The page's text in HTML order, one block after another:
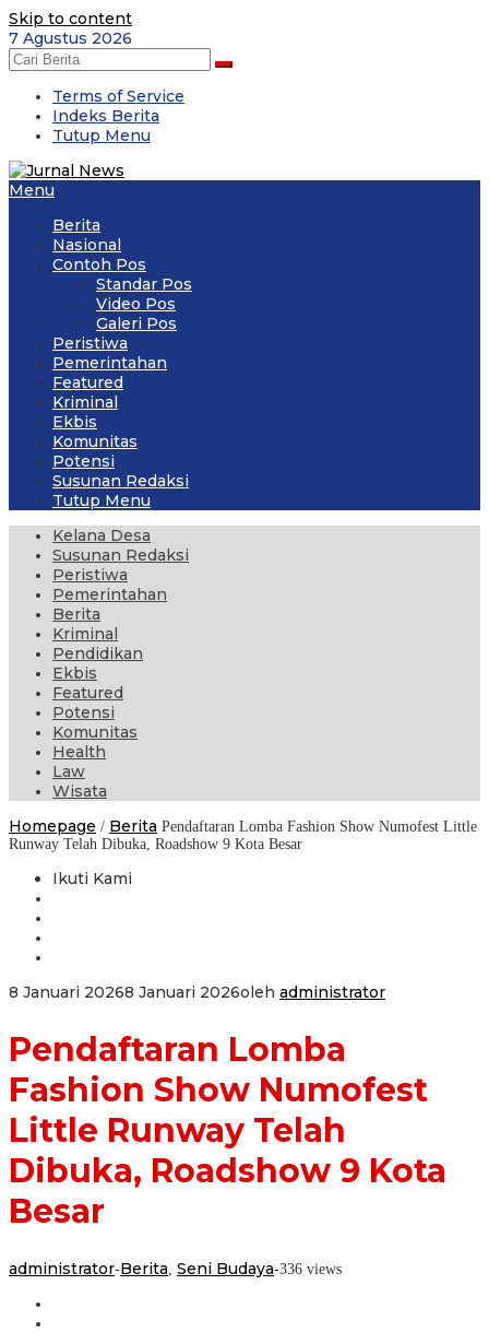
Skip to content
7 Agustus 2026
Terms of Service
Indeks Berita
Tutup Menu
Menu
Berita
Nasional
Contoh Pos
Standar Pos
Video Pos
Galeri Pos
Peristiwa
Pemerintahan
Featured
Kriminal
Ekbis
Komunitas
Potensi
Susunan Redaksi
Tutup Menu
Kelana Desa
Susunan Redaksi
Peristiwa
Pemerintahan
Berita
Kriminal
Pendidikan
Ekbis
Featured
Potensi
Komunitas
Health
Law
Wisata
Homepage / Berita Pendaftaran Lomba Fashion Show Numofest Little
Runway Telah Dibuka, Roadshow 9 Kota Besar
Ikuti Kami
8 Januari 20268 Januari 2026oleh administrator
Pendaftaran Lomba
Fashion Show Numofest
Little Runway Telah
Dibuka, Roadshow 9 Kota
Besar
administrator-Berita Seni Budaya-336 views